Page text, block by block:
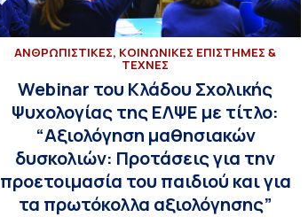
ΑΝΘΡΩΠΙΣΤΙΚΕΣ, ΚΟΙΝΩΝΙΚΕΣ ΕΠΙΣΤΗΜΕΣ &
ΤΕΧΝΕΣ
Webinar του Κλάδου Σχολικής
Ψυχολογίας της ΕΛΨΕ με τίτλο:
“Αξιολόγηση μαθησιακών
δυσκολιών: Προτάσεις για την
προετοιμασία του παιδιού και για
τα πρωτόκολλα αξιολόγησης”